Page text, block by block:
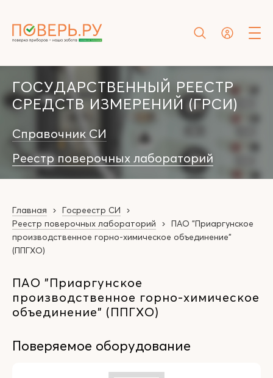
ГОСУДАРСТВЕННЫЙ РЕЕСТР
СРЕДСТВ ИЗМЕРЕНИЙ (ГРСИ)
Справочник СИ
Реестр поверочных лабораторий
Главная
Госреестр СИ
Реестр поверочных лабораторий
ПАО "Приаргунское
производственное горно-химическое объединение"
(ППГХО)
ПАО "Приаргунское
производственное горно-химическое
объединение" (ППГХО)
Поверяемое оборудование